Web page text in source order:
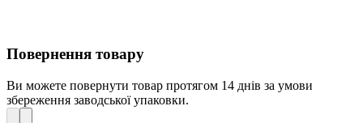
Повернення товару
Ви можете повернути товар протягом 14 днів за умови
збереження заводської упаковки.